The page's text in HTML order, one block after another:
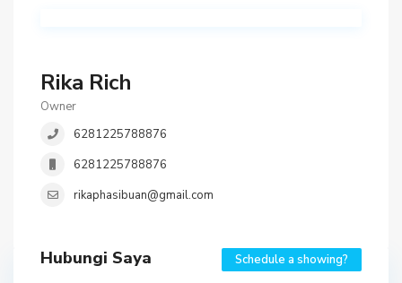
Rika Rich
Owner
6281225788876
6281225788876
rikaphasibuan@gmail.com
Hubungi Saya Schedule a showing?